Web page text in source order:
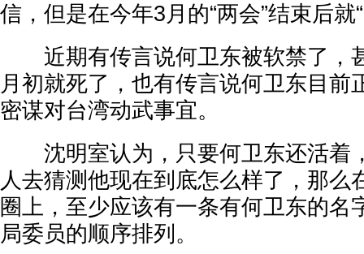
信，但是在今年3月的“两会”结束后就
近期有传言说何卫东被软禁了，
月初就死了，也有传言说何卫东目前
密谋对台湾动武事宜。
沈明室认为，只要何卫东还活着
人去猜测他现在到底怎么样了，那么
圈上，至少应该有一条有何卫东的名
局委员的顺序排列。